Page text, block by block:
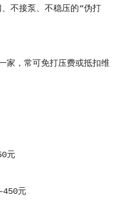
不接泵、不稳压的“伪打
，常可免打压费或抵扣维
元
元